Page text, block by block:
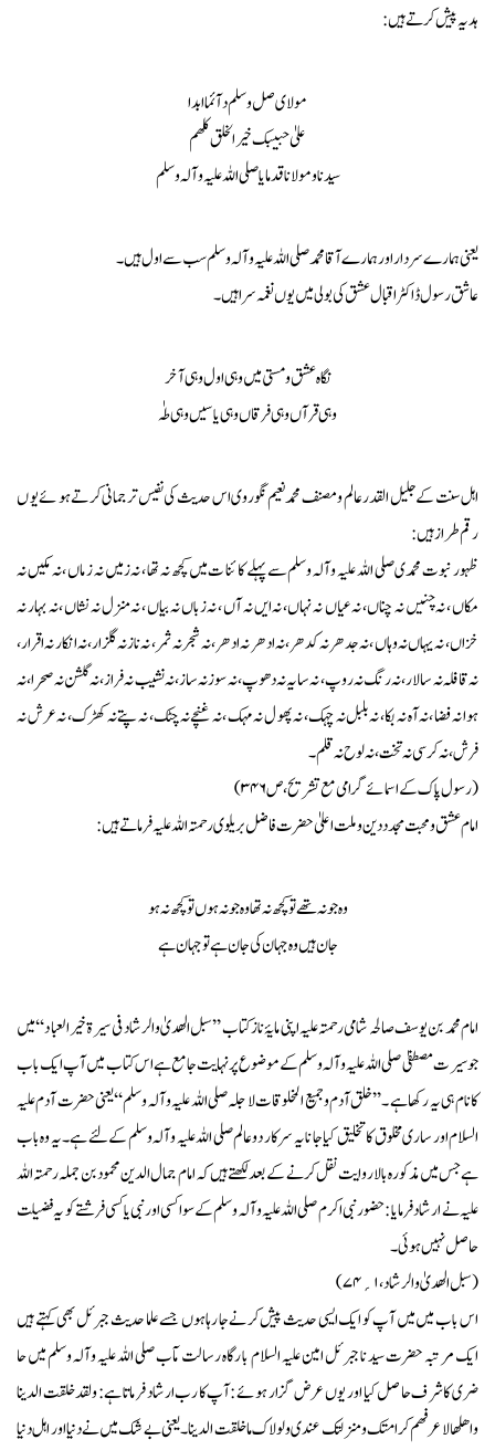
ہد یہ پیش کرتے ہیں :
مو لای صل وسلم دآئما ابدا
علیٰ حبیبک خیر الخلق کلھم
سید نا ومولا نا قد ما یا صلی اللہ علیہ وآلہ وسلم
یعنی ہما رے سر دار اور ہما رے آقا محمد صلی اللہ علیہ وآلہ وسلم سب سے اول ہیں ۔
عاشق رسول ڈاکٹر اقبال عشق کی بولی میں یوں نغمہ سرا ہیں ۔
نگاہ عشق و مستی میں وہی اول وہی آخر
وہی قرآں وہی فر قاں وہی یاسیں و ہی طہٰ
اہل سنت کے جلیل القدر عالم و مصنف محمد نعیم نگوروی اس حد یث کی نفیس ترجمانی کر تے ہو ئے یو ں
رقم طراز ہیں :
ظہور نبوت محمدی صلی اللہ علیہ وآلہ وسلم سے پہلے کا ئنا ت میں کچھ نہ تھا ، نہ زمیں نہ ز ماں ، نہ مکیں نہ
مکاں ، نہ چنیں نہ چناں، نہ عیاں نہ نہاں، نہ ایں نہ آں ، نہ زباں نہ بیاں ، نہ منزل نہ نشاں ، نہ بہار نہ
خزاں ، نہ یہاں نہ وہاں ، نہ جدھر نہ کدھر ، نہ ادھر نہ ادھر ، نہ شجر نہ ثمر ، نہ ناز نہ گلزار ، نہ انکار نہ اقرار،
نہ قافلہ نہ سالار ،نہ رنگ نہ روپ ، نہ سایہ نہ دھوپ ، نہ سوز نہ ساز ، نہ نشیب نہ فراز ، نہ گلشن نہ صحرا ، نہ
ہوا نہ فضا ،نہ آہ نہ بکا ، نہ بلبل نہ چہک ، نہ پھو ل نہ مہک ، نہ غنچے نہ چٹک ، نہ پتے نہ کھڑک ، نہ عرش نہ
فرش ، نہ کرسی نہ تخت ، نہ لو ح نہ قلم ۔
(رسول پا ک کے اسما ئے گرامی مع تشریح ، ص ۳۴۶)
امام عشق و محبت مجد د دین و ملت اعلیٰ حضرت فا ضل بر یلوی ر حمتہ اللہ علیہ فر ما تے ہیں :
وہ جو نہ تھے تو کچھ نہ تھا وہ جو نہ ہو ں تو کچھ نہ ہو
جان ہیں وہ جہان کی جان ہے تو جہان ہے
امام محمد بن یو سف صالحی شامی رحمتہ علیہ اپنی مایۂ ناز کتاب ’’سبل الھدیٰ والرشاد فی سیر ۃ خیر العبا د ‘‘میں
جو سیر ت مصطفیٰ صلی اللہ علیہ وآلہ وسلم کے مو ضوع پر نہا یت جامع ہے اس کتاب میں آپ ایک باب
کا نام ہی یہ رکھا ہے ۔’’خلق آدم وجمیع المخلوقات لا جلہ صلی اللہ علیہ وآلہ وسلم‘‘یعنی حضرت آدم علیہ
السلام اور ساری مخلوق کا تخلیق کیا جا نا یہ سر کار دوعالم صلی اللہ علیہ وآلہ وسلم کے لئے ہے ۔یہ وہ باب
ہے جس میں مذکورہ بالاروایت نقل کر نے کے بعد لکھتے ہیں کہ امام جمال ا لدین محمود بن جملہ رحمتہ اللہ
علیہ نے ارشاد فر ما یا : حضور نبی اکرم صلی اللہ علیہ وآلہ وسلم کے سوا کسی اور نبی یا کسی فر شتے کو یہ فضیلت
حا صل نہیں ہو ئی ۔
(سبل الھدیٰ والر شاد ،۱؍ ۷۴)
اس با ب میں میں آپ کو ایک ایسی حد یث پیش کر نے جا رہا ہوں جسے علما حد یث جبر ئل بھی کہتے ہیں
ایک مر تبہ حضرت سید نا جبر ئل امین علیہ السلام با رگاہ رسالت مآب صلی اللہ علیہ وآلہ وسلم میں حا
ضری کا شر ف حا صل کیا اور یو ں عر ض گزار ہو ئے :آپ کا رب ارشاد فر ما تا ہے : ولقد خلقت الدینا
واھلھا لا عر فھم کرامتک ومنزلتک عندی ولولاک ماخلقت الدینا ۔یعنی بے شک میں نے دنیااور اہل دنیا